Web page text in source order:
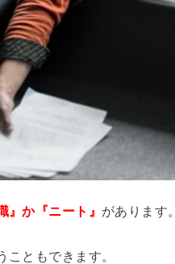
』か『ニート』 があります。
ともできます。